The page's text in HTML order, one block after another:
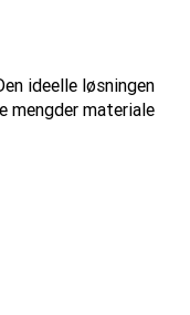
ideelle løsningen
mengder materiale